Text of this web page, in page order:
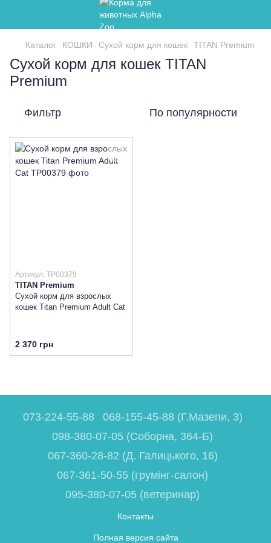
Каталог КОШКИ Сухой корм для кошек TITAN Premium
Сухой корм для кошек TITAN
Premium
Фильтр По популярности
Артикул: TP00379
TITAN Premium
Сухой корм для взрослых
кошек Titan Premium Adult Cat
2 370 грн
073-224-55-88
068-155-45-88 (Г.Мазепи, 3)
098-380-07-05 (Соборна, 364-Б)
067-360-28-82 (Д. Галицького, 16)
067-361-50-55 (грумінг-салон)
095-380-07-05 (ветеринар)
Контакты
Полная версия сайта